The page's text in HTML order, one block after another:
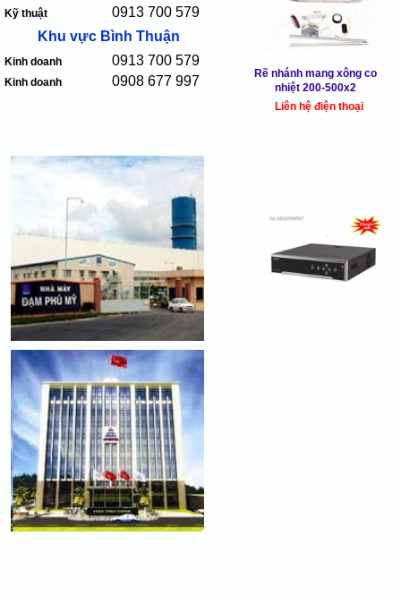
Kỹ thuật
0913 700 579
Khu vực Bình Thuận
Kinh doanh 0913 700 579
Kinh doanh 0908 677 997
Rẽ nhánh mang xông co
nhiệt 200-500x2
Liên hệ điện thoại